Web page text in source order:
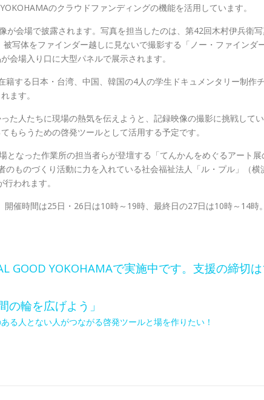
のクラウドファンディングの機能を活用しています。
会場で披露されます。写真を担当したのは、第42回木村伊兵衛写
写体をファインダー越しに見ないで撮影する「ノー・ファインダ
会場入り口に大型パネルで展示されます。
する日本・台湾、中国、韓国の4人の学生ドキュメンタリー制作
ます。
た人たちに現場の熱気を伝えようと、記録映像の撮影に挑戦して
らうための啓発ツールとして活用する予定です。
なった作業所の担当者らが登壇する「てんかんをめぐるアート
ものづくり活動に力を入れている社会福祉法人「ル・プル」（横
われます。
催時間は25日・26日は10時～19時、最終日の27日は10時～14時
GOOD YOKOHAMAで実施中です。支援の締切
輪を広げよう」
る人とない人がつながる啓発ツールと場を作りたい！